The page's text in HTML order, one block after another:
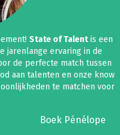
State of Talentis een
jarenlange ervaring in de
de perfecte match tussen
aan talenten en onze know
te matchen voor
Boek Pénélope